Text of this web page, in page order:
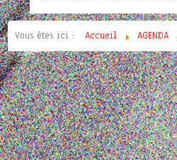
Vous êtes ici : Accueil AGENDA